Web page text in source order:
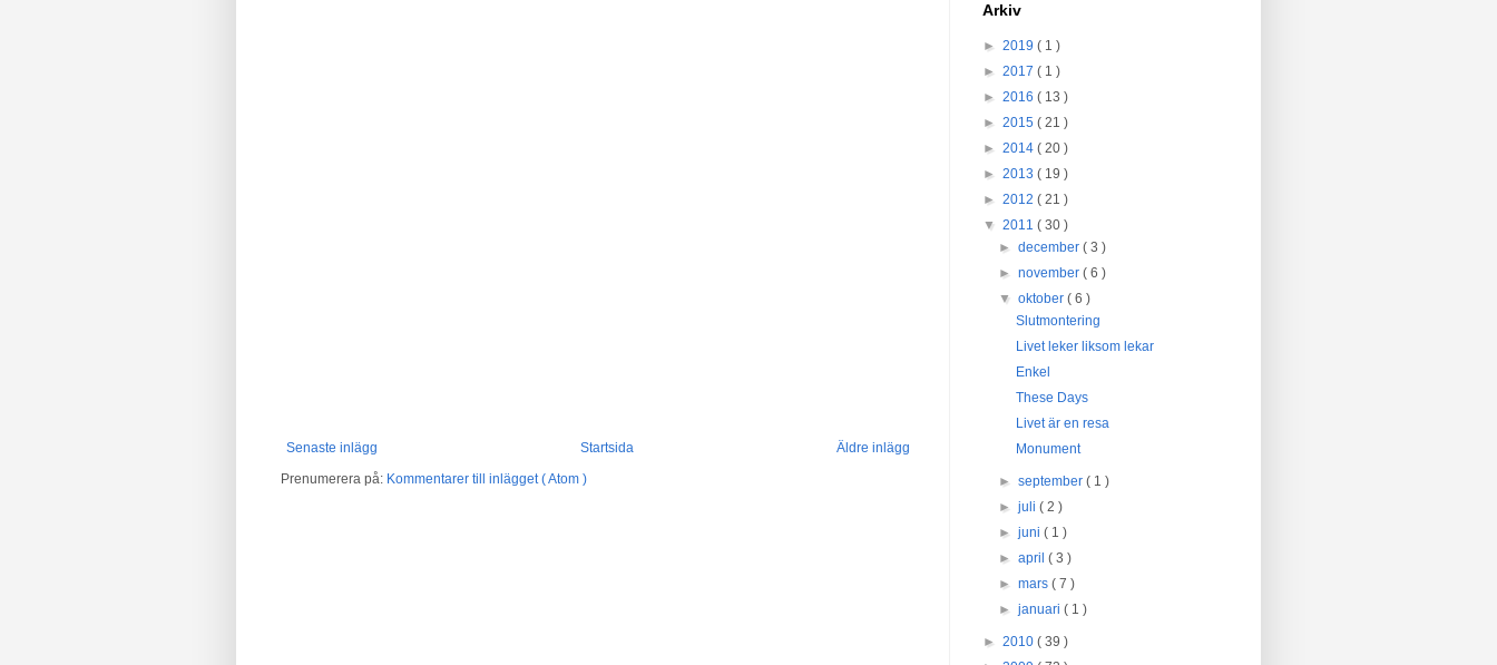
Senaste inlägg Äldre inlägg
Startsida
Prenumerera på: Kommentarer till inlägget ( Atom )
Arkiv
► 2019 ( 1 )
► 2017 ( 1 )
► 2016 ( 13 )
► 2015 ( 21 )
► 2014 ( 20 )
► 2013 ( 19 )
► 2012 ( 21 )
▼ 2011 ( 30 )
►december( 3 )
►november( 6 )
▼oktober( 6 )
Slutmontering
Livet leker liksom lekar
Enkel
These Days
Livet är en resa
Monument
►september( 1 )
►juli( 2 )
►juni( 1 )
►april( 3 )
►mars( 7 )
►januari( 1 )
► 2010 ( 39 )